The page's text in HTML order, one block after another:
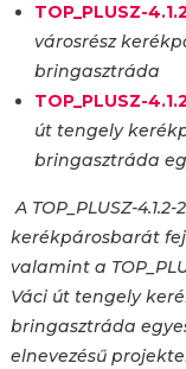
TOP_PLUSZ-
városrész
bringasztráda
TOP_PLUSZ-
út tengely
bringasztráda
A TOP_PLUSZ-
kerékpárosbarát
valamint a
Váci út tengely
bringasztráda
elnevezésű